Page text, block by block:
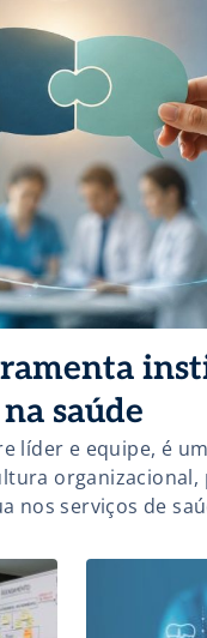
saúde
líder e equipe, é
organizacional,
nos serviços de